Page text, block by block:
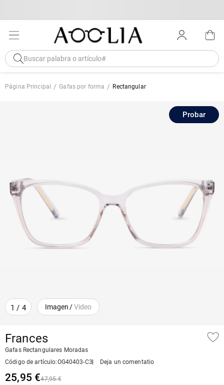
Página Principal Gafas por forma Rectangular
1 / 4 Imagen /Video
Probar
Frances
Gafas Rectangulares Moradas
Código de artículo:OG40403-C3 Deja un comentatio
25,95 €47,95 €